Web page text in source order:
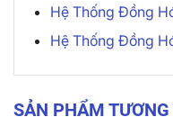
Hệ Thống Đồng
Hệ Thống Đồng
SẢN PHẨM TƯƠNG